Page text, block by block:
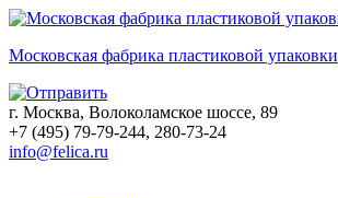
Московская фабрика пластиковой упаковки
г. Москва, Волоколамское шоссе, 89
+7 (495) 79-79-244, 280-73-24
info@felica.ru